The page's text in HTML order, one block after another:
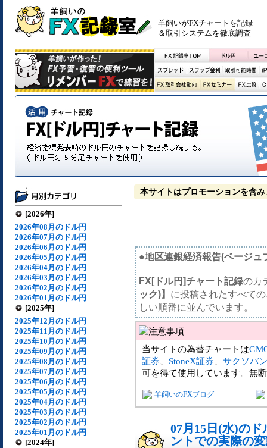
羊飼いがFXチャートを記録
＆取引システムを徹底調査
[2026年]
2026年08月のドル円
2026年07月のドル円
2026年06月のドル円
2026年05月のドル円
2026年04月のドル円
2026年03月のドル円
2026年02月のドル円
2026年01月のドル円
[2025年]
2025年12月のドル円
2025年11月のドル円
2025年10月のドル円
2025年09月のドル円
2025年08月のドル円
2025年07月のドル円
2025年06月のドル円
2025年05月のドル円
2025年04月のドル円
2025年03月のドル円
2025年02月のドル円
2025年01月のドル円
[2024年]
本サイトはプロモーションを含み
●地区連銀経済報告(ベージュ
FX[ドル円]チャート記録のカ
ック)】 に投稿されたすべて
しい順番に並んでいます。
当サイトの為替チャートは
証券
StoneX証券
サクソバ
可を得て使用しています。無
羊飼いのFXブログ
07月15日(水)の
ントでの実際の